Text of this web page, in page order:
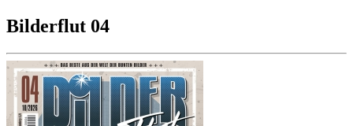
Bilderflut 04